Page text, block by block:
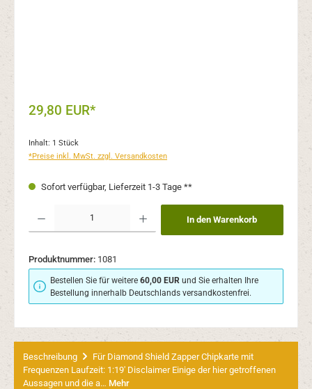
29,80 EUR*
Inhalt: 1 Stück
*Preise inkl. MwSt. zzgl. Versandkosten
Sofort verfügbar, Lieferzeit 1-3 Tage **
Produkt Anzahl: Gib den gewünschten Wert ein oder benutze die Schaltflächen
In den Warenkorb
Produktnummer: 1081
Bestellen Sie für weitere60,00 EUR und Sie erhalten Ihre
Bestellung innerhalb Deutschlands versandkostenfrei.
Beschreibung
Für Diamond Shield Zapper Chipkarte mit
Frequenzen Laufzeit: 1:19' Disclaimer Einige der hier getroffenen
Aussagen und die a… Mehr